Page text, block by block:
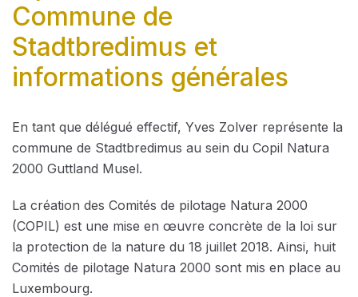
Commune de
Stadtbredimus et
informations générales
En tant que délégué effectif, Yves Zolver représente la
commune de Stadtbredimus au sein du Copil Natura
2000 Guttland Musel.
La création des Comités de pilotage Natura 2000
(COPIL) est une mise en œuvre concrète de la loi sur
la protection de la nature du 18 juillet 2018. Ainsi, huit
Comités de pilotage Natura 2000 sont mis en place au
Luxembourg.